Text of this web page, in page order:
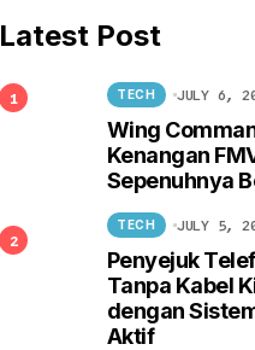
Latest Post
Wing
Kenangan
Sepenuhnya
TECH JULY 6,
Penyejuk
Tanpa Kabel
dengan
Aktif
TECH JULY 5,